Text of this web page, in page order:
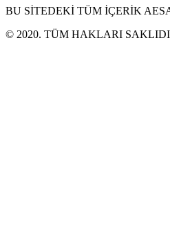
BU SİTEDEKİ TÜM İÇERİK
© 2020. TÜM HAKLARI